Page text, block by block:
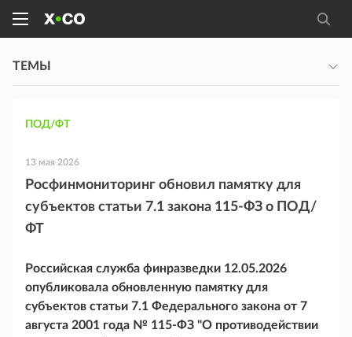
ТЕМЫ
ПОД/ФТ
13 мая 2026
Росфинмониторинг обновил памятку для
субъектов статьи 7.1 закона 115-ФЗ о ПОД/
ФТ
Российская служба финразведки 12.05.2026
опубликовала обновленную памятку для
субъектов статьи 7.1 Федерального закона от 7
августа 2001 года № 115-ФЗ "О противодействии